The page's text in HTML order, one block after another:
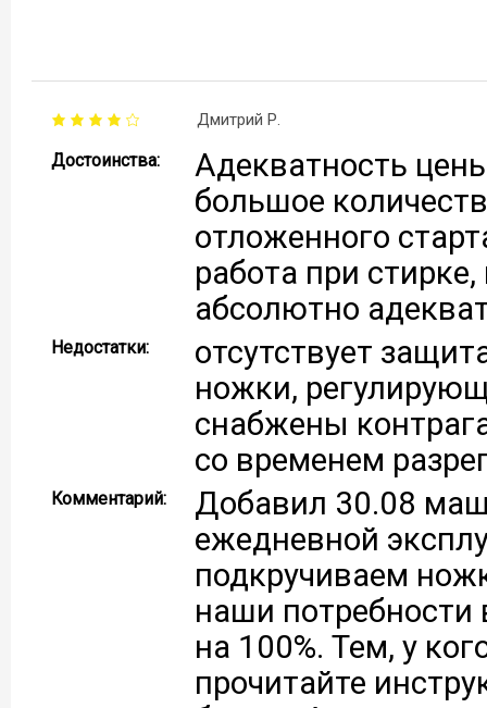
Дмитрий Р.
Достоинства:
Адекватность
большое
отложенного
работа при
абсолютно
Недостатки:
отсутствует
ножки,
снабжены
со временем
Комментарий:
Добавил 30.08
ежедневной
подкручиваем
наши потребности
на 100%. Тем, у
прочитайте